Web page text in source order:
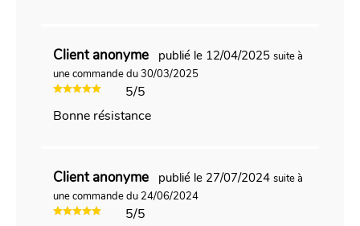
Client anonyme publié le 12/04/2025 suite à
une commande du 30/03/2025
5/5
Bonne résistance
Client anonyme publié le 27/07/2024 suite à
une commande du 24/06/2024
5/5